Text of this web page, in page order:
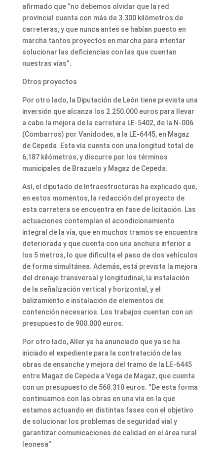
afirmado que “no debemos olvidar que la red
provincial cuenta con más de 3.300 kilómetros de
carreteras, y que nunca antes se habían puesto en
marcha tantos proyectos en marcha para intentar
solucionar las deficiencias con las que cuentan
nuestras vías”.
Otros proyectos
Por otro lado, la Diputación de León tiene prevista una
inversión que alcanza los 2.250.000 euros para llevar
a cabo la mejora de la carretera LE-5402, de la N-006
(Combarros) por Vanidodes, a la LE-6445, en Magaz
de Cepeda. Esta vía cuenta con una longitud total de
6,187 kilómetros, y discurre por los términos
municipales de Brazuelo y Magaz de Cepeda.
Así, el diputado de Infraestructuras ha explicado que,
en estos momentos, la redacción del proyecto de
esta carretera se encuentra en fase de licitación. Las
actuaciones contemplan el acondicionamiento
integral de la vía, que en muchos tramos se encuentra
deteriorada y que cuenta con una anchura inferior a
los 5 metros, lo que dificulta el paso de dos vehículos
de forma simultánea. Además, está prevista la mejora
del drenaje transversal y longitudinal, la instalación
de la señalización vertical y horizontal, y el
balizamiento e instalación de elementos de
contención necesarios. Los trabajos cuentan con un
presupuesto de 900.000 euros.
Por otro lado, Aller ya ha anunciado que ya se ha
iniciado el expediente para la contratación de las
obras de ensanche y mejora del tramo de la LE-6445
entre Magaz de Cepeda a Vega de Magaz, que cuenta
con un presupuesto de 568.310 euros. “De esta forma
continuamos con las obras en una vía en la que
estamos actuando en distintas fases con el objetivo
de solucionar los problemas de seguridad vial y
garantizar comunicaciones de calidad en el área rural
leonesa”